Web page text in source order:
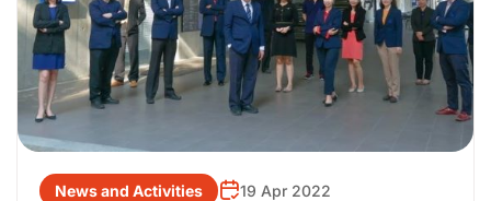
News and Activities
19 Apr 2022